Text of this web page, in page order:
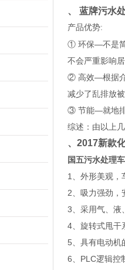
、 蓝牌污水
产品优势:
① 环保—不是简
不会严重影响
② 高效—根据介
减少了乱排放
③ 节能—就地排
综述：由以上
、2017新款
国五污水处理
1
、外形美观
2 、吸力强劲
3 、采用气、
4 、旋转式甩
5 、具有电动
6 、PLC逻辑